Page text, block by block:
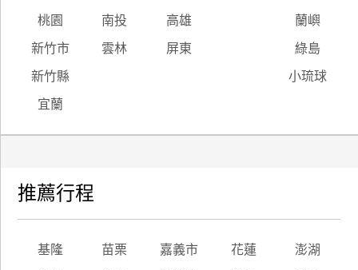
桃園 南投 高雄 蘭嶼
新竹市 雲林 屏東 綠島
新竹縣 小琉球
宜蘭
推薦行程
基隆 苗栗 嘉義市 花蓮 澎湖